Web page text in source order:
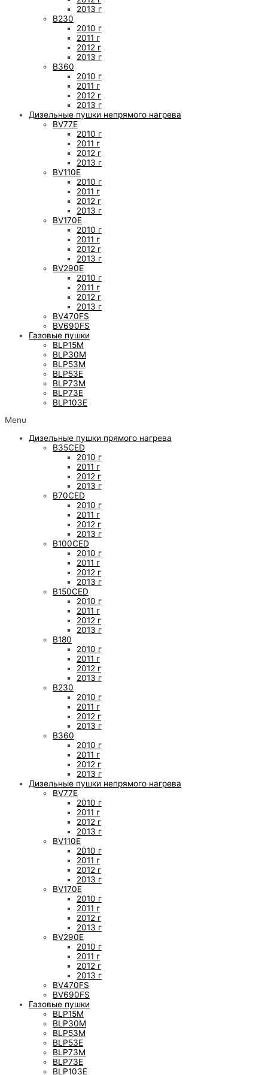
2013 г
B230
2010 г
2011 г
2012 г
2013 г
B360
2010 г
2011 г
2012 г
2013 г
Дизельные пушки непрямого нагрева
BV77E
2010 г
2011 г
2012 г
2013 г
BV110E
2010 г
2011 г
2012 г
2013 г
BV170E
2010 г
2011 г
2012 г
2013 г
BV290E
2010 г
2011 г
2012 г
2013 г
BV470FS
BV690FS
Газовые пушки
BLP15M
BLP30M
BLP53M
BLP53E
BLP73M
BLP73E
BLP103E
Menu
Дизельные пушки прямого нагрева
B35CED
2010 г
2011 г
2012 г
2013 г
B70CED
2010 г
2011 г
2012 г
2013 г
B100CED
2010 г
2011 г
2012 г
2013 г
B150CED
2010 г
2011 г
2012 г
2013 г
B180
2010 г
2011 г
2012 г
2013 г
B230
2010 г
2011 г
2012 г
2013 г
B360
2010 г
2011 г
2012 г
2013 г
Дизельные пушки непрямого нагрева
BV77E
2010 г
2011 г
2012 г
2013 г
BV110E
2010 г
2011 г
2012 г
2013 г
BV170E
2010 г
2011 г
2012 г
2013 г
BV290E
2010 г
2011 г
2012 г
2013 г
BV470FS
BV690FS
Газовые пушки
BLP15M
BLP30M
BLP53M
BLP53E
BLP73M
BLP73E
BLP103E